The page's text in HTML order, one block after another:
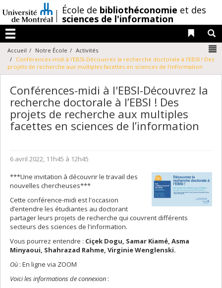
au
contenu
/École de bibliothéconomie et des
sciences de l'information
Menu
Liens
Accueil Notre École
Activités
Conférences-midi à l'EBSI-Découvrez la recherche doctorale à l’EBSI ! Des
projets de recherche aux multiples facettes en sciences de l’information
Conférences-midi à l'EBSI-Découvrez la
recherche doctorale à l’EBSI ! Des
projets de recherche aux multiples
facettes en sciences de l’information
6 avril 2022, 11h45 à 12h45
***Une invitation à découvrir le travail des
nouvelles chercheuses***
Cette conférence-midi est l'occasion
d’entendre les étudiantes au doctorant
partager leurs projets de recherche qui couvrent différents
secteurs des sciences de l'information.
Vous pourrez entendre : Ciçek Dogu, Samar Kiamé, Asma
Minyaoui, Shahrazad Rahme, Virginie Wenglenski.
Où : En ligne via ZOOM
Voici les informations de connexion :